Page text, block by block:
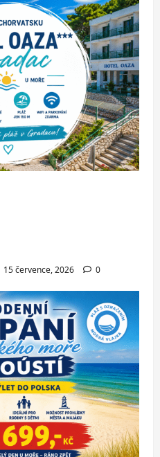
15 července, 2026 0